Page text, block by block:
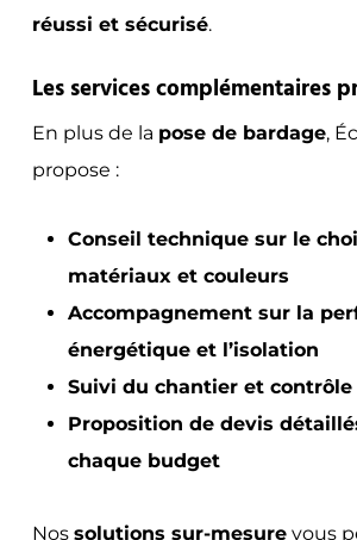
réussi et sécurisé.
Les services complémentaires
En plus de la pose de bardage,
propose :
Conseil technique sur le
matériaux et couleurs
Accompagnement sur la
énergétique et l’isolation
Suivi du chantier et
Proposition de devis
chaque budget
Nos solutions sur-mesurevous